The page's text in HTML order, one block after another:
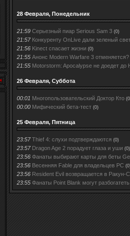
28 Февраля, Понедельник
21:59 Серьезный пиар Serious Sam 3 (0)
21:57 Конкуренту OnLive дали зеленый
21:56 Kinect спасает жизни (0)
21:55 Анонс Modern Warfare 3 отменяется?
21:55 Motorstorm: Apocalypse не доедет до
26 Февраля, Суббота
00:01 Многопользовательский Доктор Кто
00:00 Мифический бета-тест (0)
25 Февраля, Пятница
23:57 Thief 4: слухи подтверждаются (0)
23:57 Dragon Age 2 порадует глаза и уши (0)
23:56 Фанаты выбирают карты для беты
23:56 Весенняя Fable для владельцев РС
23:56 Resident Evil возвращается в Ракун-
23:55 Фанаты Point Blank могут разбогатеть